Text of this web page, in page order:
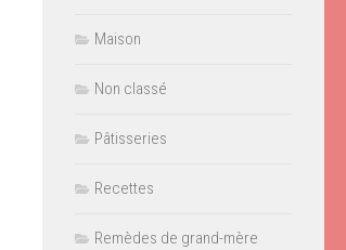
Maison
Non classé
Pâtisseries
Recettes
Remèdes de grand-mère